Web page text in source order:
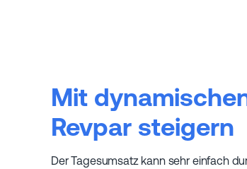
Mit
Revpar steigern
Der Tagesumsatz kann sehr einfach